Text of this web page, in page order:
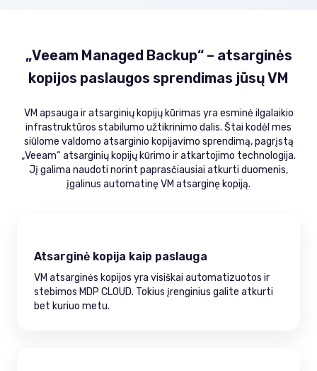
„Veeam Managed Backup“ – atsarginės
kopijos paslaugos sprendimas jūsų VM
VM apsauga ir atsarginių kopijų kūrimas yra esminė ilgalaikio
infrastruktūros stabilumo užtikrinimo dalis. Štai kodėl mes
siūlome valdomo atsarginio kopijavimo sprendimą, pagrįstą
„Veeam“ atsarginių kopijų kūrimo ir atkartojimo technologija.
Jį galima naudoti norint paprasčiausiai atkurti duomenis,
įgalinus automatinę VM atsarginę kopiją.
Atsarginė kopija kaip paslauga
VM atsarginės kopijos yra visiškai automatizuotos ir
stebimos MDP CLOUD. Tokius įrenginius galite atkurti
bet kuriuo metu.